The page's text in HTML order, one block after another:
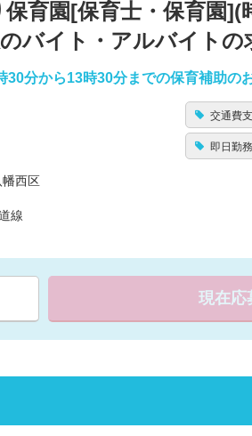
育園[保育士・保育園](
バイト・アルバイトの
分から13時30分までの保育補助の
西区
線
交通費
即日勤
現在応